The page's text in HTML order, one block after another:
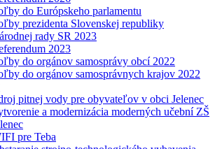
do Európskeho parlamentu
prezidenta Slovenskej republiky
rady SR 2023
2023
do orgánov samosprávy obcí 2022
do orgánov samosprávnych krajov 2022
pitnej vody pre obyvateľov v obci Jelenec
a modernizácia moderných učební ZŠ
pre Teba